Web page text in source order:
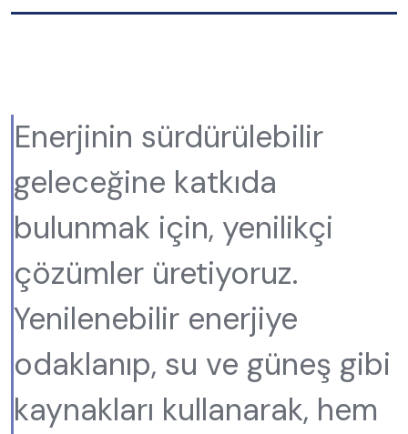
Enerjinin sürdürülebilir
geleceğine katkıda
bulunmak için, yenilikçi
çözümler üretiyoruz.
Yenilenebilir enerjiye
odaklanıp, su ve güneş gibi
kaynakları kullanarak, hem